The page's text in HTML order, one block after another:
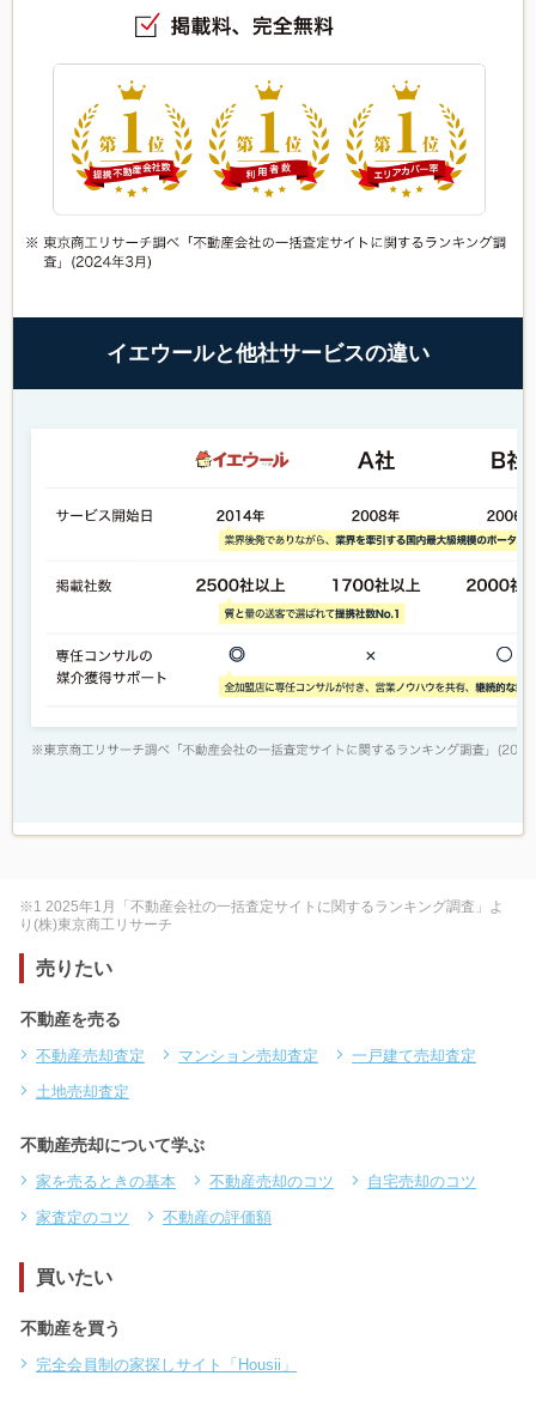
イエウールと他社サービスの違い
※1 2025年1月「不動産会社の一括査定サイトに関するランキング調査」よ
り(株)東京商工リサーチ
売りたい
不動産を売る
不動産売却査定 マンション売却査定
一戸建て売却査定
土地売却査定
不動産売却について学ぶ
家を売るときの基本 不動産売却のコツ
自宅売却のコツ
家査定のコツ
不動産の評価額
買いたい
不動産を買う
完全会員制の家探しサイト「Housii」